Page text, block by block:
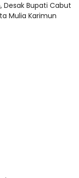
Desak Bupati Cabut
Mulia Karimun